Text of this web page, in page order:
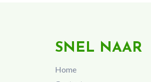
SNEL NAAR
Home